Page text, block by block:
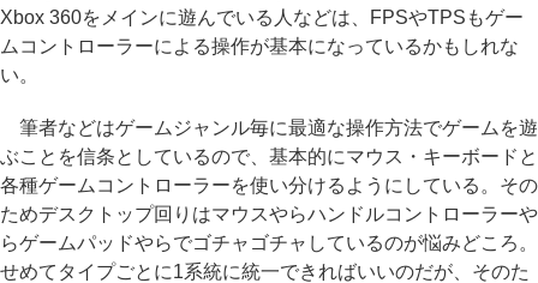
Xbox 360をメインに遊んでいる人などは、FPSやTPSもゲー
ムコントローラーによる操作が基本になっているかもしれな
い。
筆者などはゲームジャンル毎に最適な操作方法でゲームを遊
ぶことを信条としているので、基本的にマウス・キーボードと
各種ゲームコントローラーを使い分けるようにしている。その
ためデスクトップ回りはマウスやらハンドルコントローラーや
らゲームパッドやらでゴチャゴチャしているのが悩みどころ。
せめてタイプごとに1系統に統一できればいいのだが、そのた